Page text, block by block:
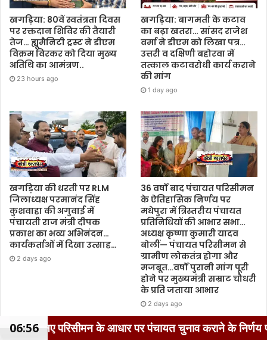
खगड़िया: 80वें स्वतंत्रता दिवस
पर रक्तदान शिविर की तैयारी
तेज… ह्यूमैनिटी ट्रस्ट ने डीएम
विक्रम विरकर को दिया मुख्य
अतिथि का आमंत्रण..
23 hours ago
खगड़िया: बागमती के कटाव
का बढ़ा खतरा… सांसद राजेश
वर्मा ने डीएम को लिखा पत्र…
उत्तरी व दक्षिणी बहोरवा में
तत्काल कटावरोधी कार्य कराने
की मांग
1 day ago
खगड़िया की धरती पर RLM
जिलाध्यक्ष परमानंद सिंह
कुशवाहा की अगुवाई में
पंचायती राज मंत्री दीपक
प्रकाश का भव्य अभिनंदन…
कार्यकर्ताओं में दिखा उत्साह…
2 days ago
36 वर्षों बाद पंचायत परिसीमन
के ऐतिहासिक निर्णय पर
मधेपुरा में त्रिस्तरीय पंचायत
प्रतिनिधियों की आभार सभा…
अध्यक्ष कृष्णा कुमारी यादव
बोलीं— पंचायत परिसीमन से
ग्रामीण लोकतंत्र होगा और
मजबूत…वर्षों पुरानी मांग पूरी
होने पर मुख्यमंत्री सम्राट चौधरी
के प्रति जताया आभार
2 days ago
कराने के निर्णय पर मुख्यमंत्री के प्रति पंचायत प्रतिनिधियों ने
06:56